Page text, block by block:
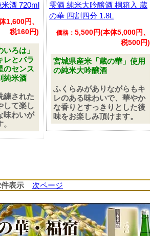
酒 720ml
1,600円、
税160円)
ろは」
レとバラ
のセンス
純米酒
練された
して楽し
味わいが
雫酒 純米大吟醸酒 桐箱入 蔵
の華 四割四分 1.8L
価格： 5,500円(本体5,000円、
税500円)
宮城県産米「蔵の華」使用
の純米大吟醸酒
ふくらみがありながらもキ
レのある味わいで、華やか
な香りとすっきりとした後
味をお楽しみ頂けます。
件表示 次ページ